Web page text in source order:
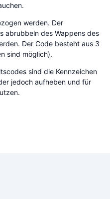
werden. Der
abrubbeln des Wappens des
Der Code besteht aus 3
sind möglich).
sind die Kennzeichen
jedoch aufheben und für